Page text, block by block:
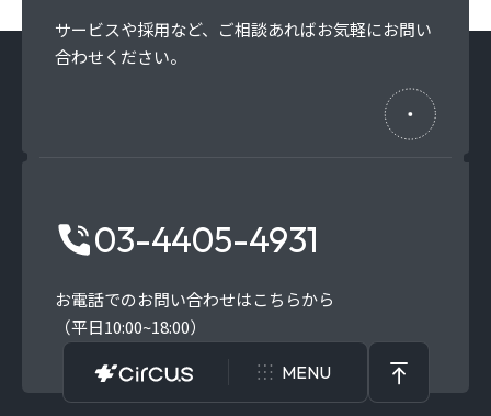
MENU
サービスや採用など、 ご相談あればお気軽にお問い
合わせください。
03-4405-4931
お電話でのお問い合わせはこちらから
（平日10:00~18:00）